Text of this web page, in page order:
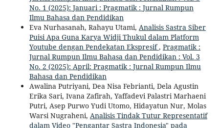
No. 1 (2025): Januari : Pragmatik : Jurnal Rumpun
Ilmu Bahasa dan Pendidikan
Eva Nurhasanah, Rahayu Utami, Analisis Sastra Siber
Puisi Apa Guna Karya Widji Thukul dalam Platform
Youtube dengan Pendekatan Ekspresif, Pragmatik :
Jurnal Rumpun Ilmu Bahasa dan Pendidikan : Vol. 3
No. 2 (2025): April: Pragmatik : Jurnal Rumpun Ilmu
Bahasa dan Pendidikan
Awalina Putriyani, Dea Nisa Febrianti, Dela Agustin
Erika Sari, Ivana Zafirah, Yaffadevi Palastri Marhaeni
Putri, Asep Purwo Yudi Utomo, Hidayatun Nur, Molas
Warsi Nugraheni, Analisis Tindak Tutur Representatif
dalam Video "Pengantar Sastra Indonesia" pada